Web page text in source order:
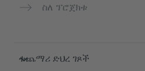
ስለ ፕሮጀክቱ
ተጨማሪ ድህረ ገጾች